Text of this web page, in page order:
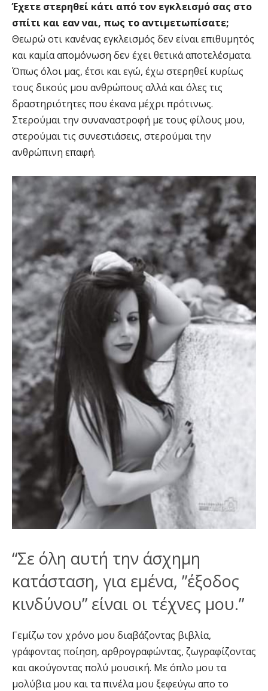
Έχετε στερηθεί κάτι από τον εγκλεισμό σας στο
σπίτι και εαν ναι, πως το αντιμετωπίσατε;
Θεωρώ οτι κανένας εγκλεισμός δεν είναι επιθυμητός
και καμία απομόνωση δεν έχει θετικά αποτελέσματα.
Όπως όλοι μας, έτσι και εγώ, έχω στερηθεί κυρίως
τους δικούς μου ανθρώπους αλλά και όλες τις
δραστηριότητες που έκανα μέχρι πρότινως.
Στερούμαι την συναναστροφή με τους φίλους μου,
στερούμαι τις συνεστιάσεις, στερούμαι την
ανθρώπινη επαφή.
“Σε όλη αυτή την άσχημη
κατάσταση, για εμένα, ”έξοδος
κινδύνου” είναι οι τέχνες μου.”
Γεμίζω τον χρόνο μου διαβάζοντας βιβλία,
γράφοντας ποίηση, αρθρογραφώντας, ζωγραφίζοντας
και ακούγοντας πολύ μουσική. Με όπλο μου τα
μολύβια μου και τα πινέλα μου ξεφεύγω απο το